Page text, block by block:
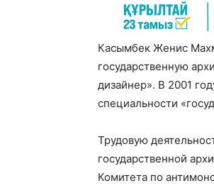
Касымбек Женис
государственную
дизайнер». В 2001
специальности
Трудовую
государственной
Комитета по